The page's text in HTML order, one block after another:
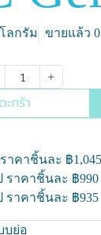
ลกรัม ขายแล้ว
กร้า
าคาชิ้นละ ฿1,045
ราคาชิ้นละ ฿990
ราคาชิ้นละ ฿935
บย่อ